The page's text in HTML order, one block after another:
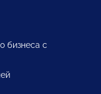
бизнеса с